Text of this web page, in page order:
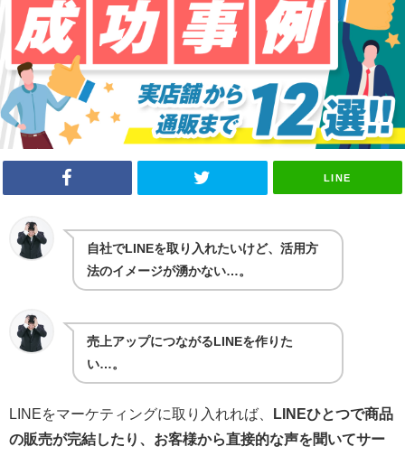
LINE
自社でLINEを取り入れたいけど、活用方
法のイメージが湧かない…。
売上アップにつながるLINEを作りた
い…。
LINEをマーケティングに取り入れれば、
LINEひとつで商品
の販売が完結したり、お客様から直接的な声を聞いてサー